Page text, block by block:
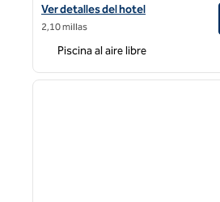
Ver detalles del hotel para Beach
Ver detalles del hotel
2,10 millas
Piscina al aire libre
1 de 11